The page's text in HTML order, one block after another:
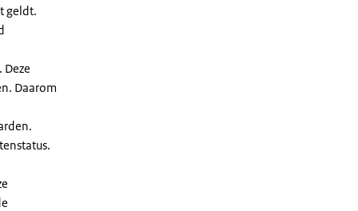
geldt.
Daarom